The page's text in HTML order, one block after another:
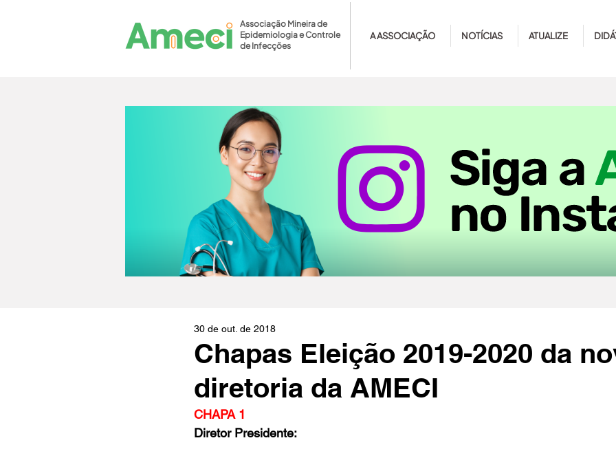
Associação Mineira de
Epidemiologia e Controle
de Infecções
A ASSOCIAÇÃO NOTÍCIAS ATUALIZE
Chapas Eleição 2019-2020 da
diretoria da AMECI
30 de out. de 2018
CHAPA 1
Diretor Presidente: